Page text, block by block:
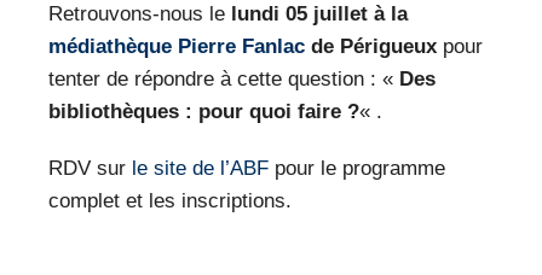
Retrouvons-nous le lundi 05 juillet à la
médiathèque Pierre Fanlac de Périgueux pour
tenter de répondre à cette question : « Des
bibliothèques : pour quoi faire ?« .
RDV sur le site de l’ABF pour le programme
complet et les inscriptions.